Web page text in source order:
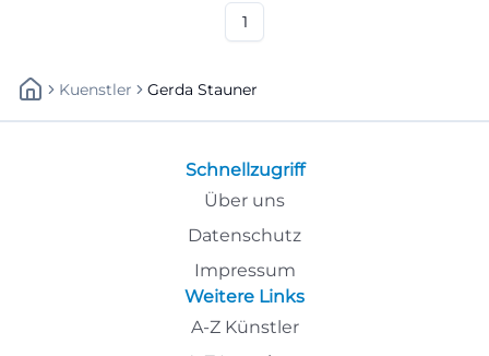
#BurgfestspieleVilseck
1
Kuenstler Gerda Stauner
Schnellzugriff
Über uns
Datenschutz
Impressum
Weitere Links
A-Z Künstler